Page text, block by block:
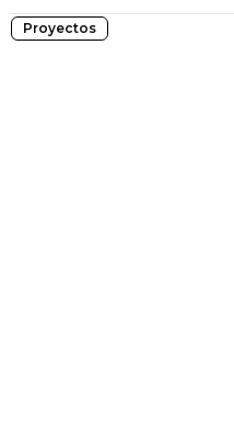
Mente y Corazón
Proyectos